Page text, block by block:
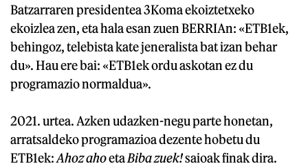
Batzarraren presidentea 3Koma ekoiztetxeko
ekoizlea zen, eta hala esan zuen BERRIAn: «ETB1ek,
behingoz, telebista kate jeneralista bat izan behar
du». Hau ere bai: «ETB1ek ordu askotan ez du
programazio normaldua».
2021. urtea. Azken udazken-negu parte honetan,
arratsaldeko programazioa dezente hobetu du
ETB1ek:Ahoz ahoetaBiba zuek!saioak finak dira.